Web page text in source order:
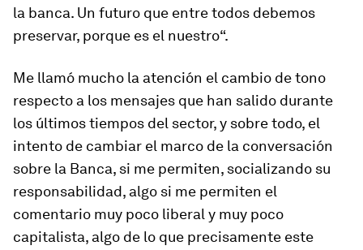
la banca. Un futuro que entre todos debemos
preservar, porque es el nuestro“.
Me llamó mucho la atención el cambio de tono
respecto a los mensajes que han salido durante
los últimos tiempos del sector, y sobre todo, el
intento de cambiar el marco de la conversación
sobre la Banca, si me permiten, socializando su
responsabilidad, algo si me permiten el
comentario muy poco liberal y muy poco
capitalista, algo de lo que precisamente este